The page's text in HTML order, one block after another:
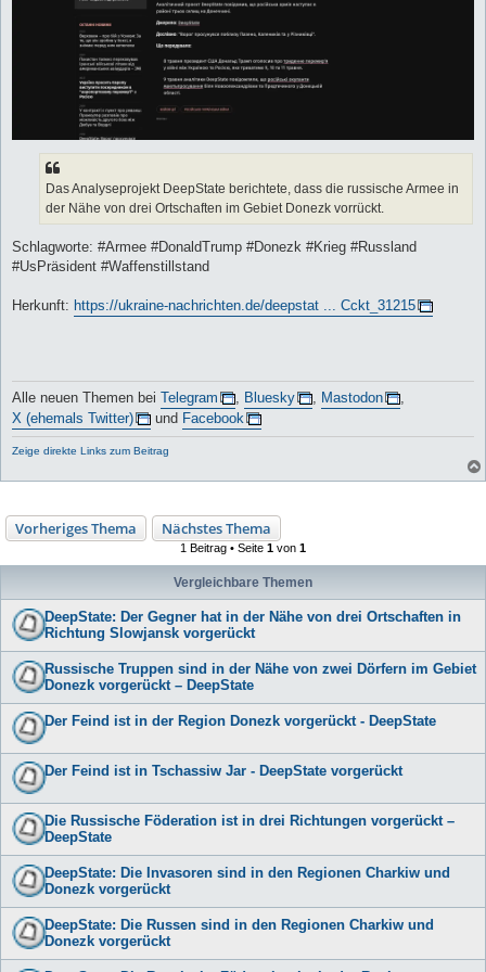
Das Analyseprojekt DeepState berichtete, dass die russische Armee in
der Nähe von drei Ortschaften im Gebiet Donezk vorrückt.
Schlagworte: #Armee #DonaldTrump #Donezk #Krieg #Russland
#UsPräsident #Waffenstillstand
Herkunft: https://ukraine-nachrichten.de/deepstat ... Cckt_31215
Alle neuen Themen bei Telegram , Bluesky , Mastodon
,
X (ehemals Twitter)
und Facebook
Zeige direkte Links zum Beitrag
Vorheriges Thema Nächstes Thema
1 Beitrag • Seite 1 von 1
Vergleichbare Themen
DeepState: Der Gegner hat in der Nähe von drei Ortschaften in
Richtung Slowjansk vorgerückt
Russische Truppen sind in der Nähe von zwei Dörfern im Gebiet
Donezk vorgerückt – DeepState
Der Feind ist in der Region Donezk vorgerückt - DeepState
Der Feind ist in Tschassiw Jar - DeepState vorgerückt
Die Russische Föderation ist in drei Richtungen vorgerückt –
DeepState
DeepState: Die Invasoren sind in den Regionen Charkiw und
Donezk vorgerückt
DeepState: Die Russen sind in den Regionen Charkiw und
Donezk vorgerückt